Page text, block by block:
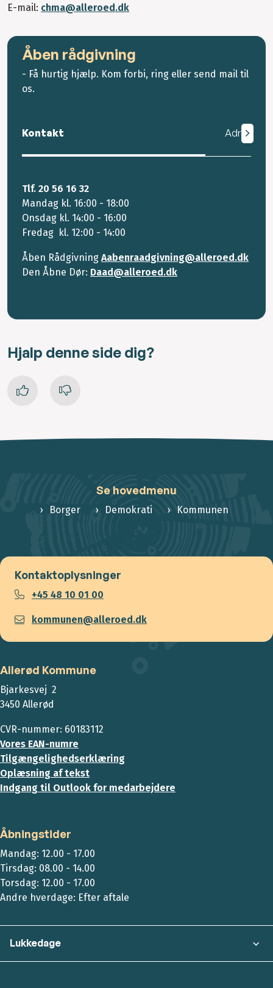
E-mail: chma@alleroed.dk
Åben rådgivning
- Få hurtig hjælp. Kom forbi, ring eller send mail til
os.
Kontakt Adresse
Tlf. 20 56 16 32
Mandag kl. 16:00 - 18:00
Onsdag kl. 14:00 - 16:00
Fredag kl. 12:00 - 14:00
Åben Rådgivning Aabenraadgivning@alleroed.dk
Den Åbne Dør: Daad@alleroed.dk
Hjalp denne side dig?
Se hovedmenu
Borger Demokrati Kommunen
Kontaktoplysninger
+45 48 10 01 00
kommunen@alleroed.dk
Allerød Kommune
Bjarkesvej 2
3450 Allerød
CVR-nummer: 60183112
Vores EAN-numre
Tilgængelighedserklæring
Oplæsning af tekst
Indgang til Outlook for medarbejdere
Åbningstider
Mandag: 12.00 - 17.00
Tirsdag: 08.00 - 14.00
Torsdag: 12.00 - 17.00
Andre hverdage: Efter aftale
Lukkedage